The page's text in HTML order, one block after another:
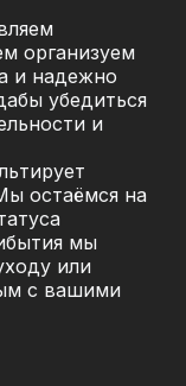
организуем
и надежно
убедиться
и
остаёмся на
мы
или
с вашими